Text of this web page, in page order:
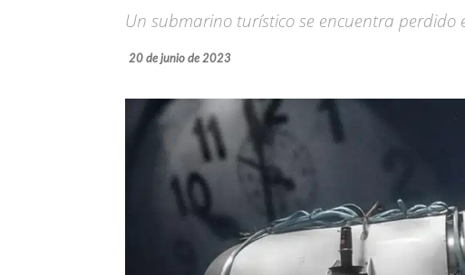
Un submarino turístico se encuentra perdido
20 de junio de 2023